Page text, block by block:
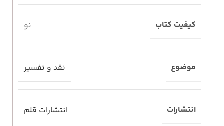
کیفیت کتاب نو
موضوع نقد و تفسیر
انتشارات انتشارات قلم